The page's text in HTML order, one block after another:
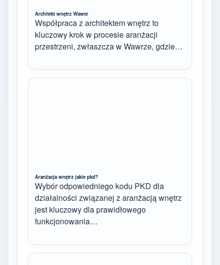
Architekt wnętrz Wawer
Współpraca z architektem wnętrz to
kluczowy krok w procesie aranżacji
przestrzeni, zwłaszcza w Wawrze, gdzie…
Aranżacja wnętrz jakie pkd?
Wybór odpowiedniego kodu PKD dla
działalności związanej z aranżacją wnętrz
jest kluczowy dla prawidłowego
funkcjonowania…